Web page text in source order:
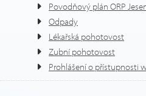
Povodňový plán ORP
Odpady
Lékařská pohotovost
Zubní pohotovost
Prohlášení o přístupnosti